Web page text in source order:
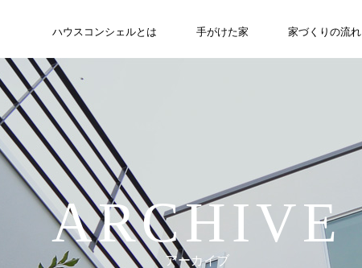
ハウスコンシェルとは
ABOUT 手がけた家
WORKS 家づくりの流れ
FLOW
ARCHIVE
アーカイブ